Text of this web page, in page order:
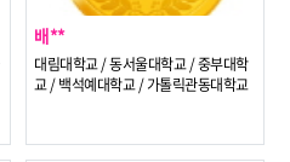
배**
대림대학교 / 동서울대학교 / 중부대학
교 / 백석예대학교 / 가톨릭관동대학교